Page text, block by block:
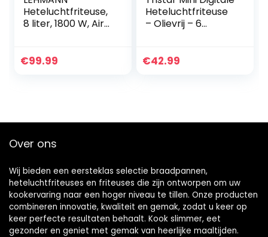
Heteluchtfriteuse,
8 liter, 1800 W, Air
temperatuurregeli
met Air
€99.99
Heteluchtfriteuse
– Olievrij – 6
– Verstelbare
€42.99
Over ons
Wij bieden een eersteklas selectie braadpannen,
heteluchtfriteuses en friteuses die zijn ontworpen om uw
kookervaring naar een hoger niveau te tillen. Onze producten
combineren innovatie, kwaliteit en gemak, zodat u keer op
keer perfecte resultaten behaalt. Kook slimmer, eet
gezonder en geniet met gemak van heerlijke maaltijden.